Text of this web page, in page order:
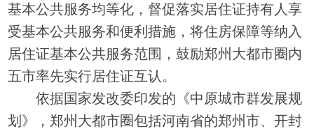
基本公共服务均等化，督促落实居住证持有人享
受基本公共服务和便利措施，将住房保障等纳入
居住证基本公共服务范围，鼓励郑州大都市圈内
五市率先实行居住证互认。
依据国家发改委印发的《中原城市群发展规
划》，郑州大都市圈包括河南省的郑州市、开封